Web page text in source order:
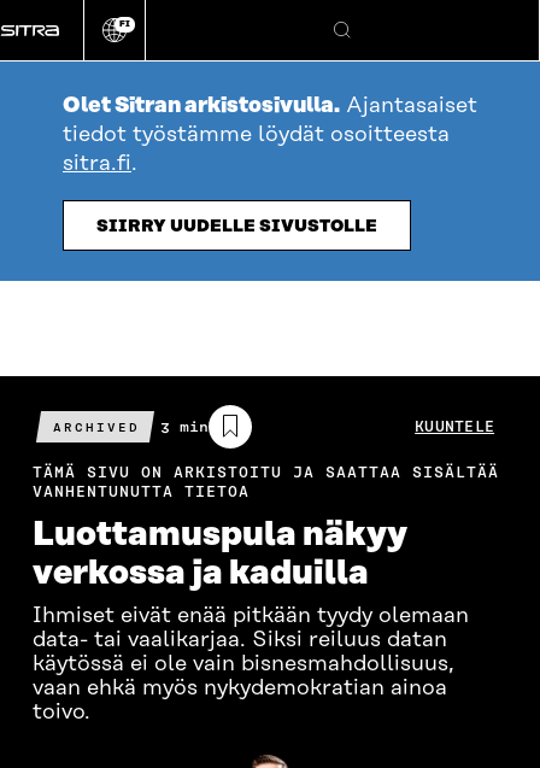
suoraan
sisältöön
Vaihda
kieli
FI
Hae
Olet Sitran arkistosivulla. Ajantasaiset
tiedot työstämme löydät osoitteesta
sitra.fi.
SIIRRY UUDELLE SIVUSTOLLE
ARCHIVED
Arvioitu
lukuaika
3 min KUUNTELE
TÄMÄ SIVU ON ARKISTOITU JA SAATTAA SISÄLTÄÄ
VANHENTUNUTTA TIETOA
Luottamuspula näkyy
verkossa ja kaduilla
Ihmiset eivät enää pitkään tyydy olemaan
data- tai vaalikarjaa. Siksi reiluus datan
käytössä ei ole vain bisnesmahdollisuus,
vaan ehkä myös nykydemokratian ainoa
toivo.